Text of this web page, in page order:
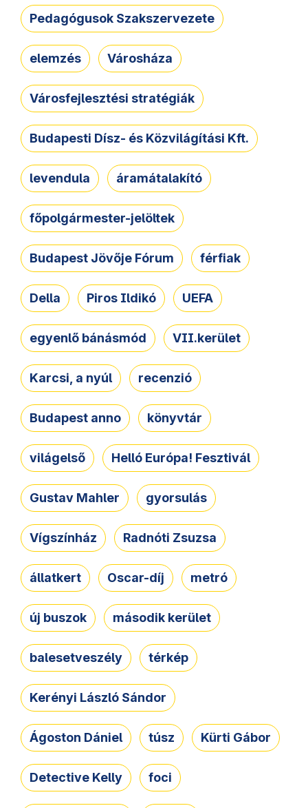
Pedagógusok Szakszervezete
elemzés Városháza
Városfejlesztési stratégiák
Budapesti Dísz- és Közvilágítási Kft.
levendula áramátalakító
főpolgármester-jelöltek
Budapest Jövője Fórum férfiak
Della Piros Ildikó UEFA
egyenlő bánásmód VII.kerület
Karcsi, a nyúl recenzió
Budapest anno könyvtár
világelső Helló Európa! Fesztivál
Gustav Mahler gyorsulás
Vígszínház Radnóti Zsuzsa
állatkert Oscar-díj metró
új buszok második kerület
balesetveszély térkép
Kerényi László Sándor
Ágoston Dániel túsz Kürti Gábor
Detective Kelly foci